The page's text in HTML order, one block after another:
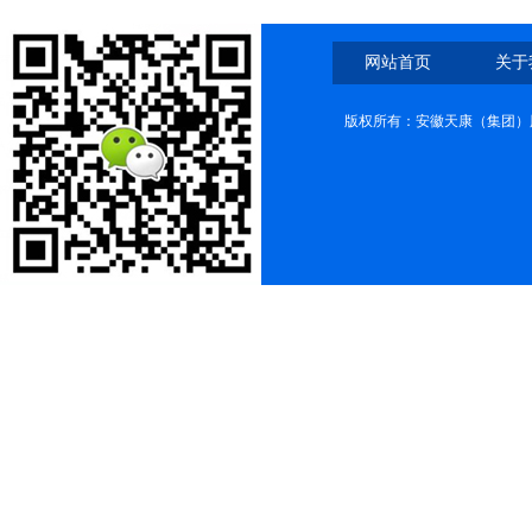
网站首页 关
版权所有：安徽天康（集团